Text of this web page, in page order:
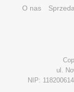
O nas
ul.
NIP: